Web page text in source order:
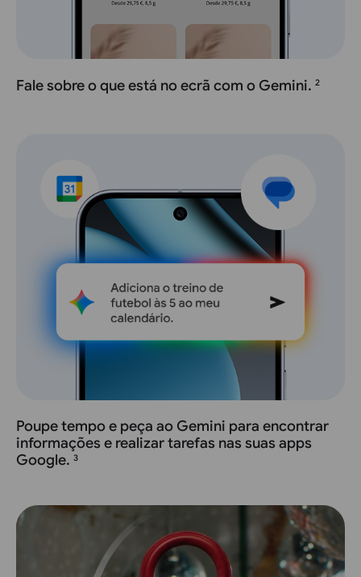
Fale sobre o que está no ecrã com o Gemini. 2
Poupe tempo e peça ao Gemini para encontrar
informações e realizar tarefas nas suas apps
Google. 3